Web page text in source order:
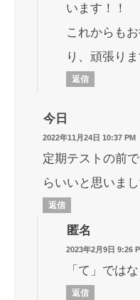
います！！
これからも
り、頑張りま
返信
今日
2022年11月24日 10:37 PM
定期テストの前
らいいと思いま
返信
匿名
2023年2月9日 9:26
「て」では
返信